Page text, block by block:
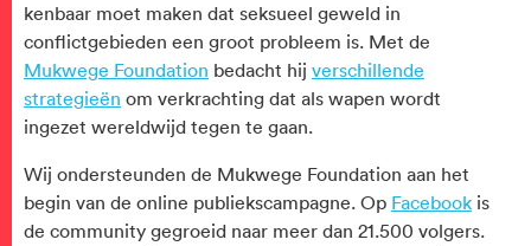
kenbaar moet maken dat seksueel geweld in
conflictgebieden een groot probleem is. Met de
Mukwege Foundation bedacht hij verschillende
strategieën om verkrachting dat als wapen wordt
ingezet wereldwijd tegen te gaan.
Wij ondersteunden de Mukwege Foundation aan het
begin van de online publiekscampagne. Op Facebook is
de community gegroeid naar meer dan 21.500 volgers.